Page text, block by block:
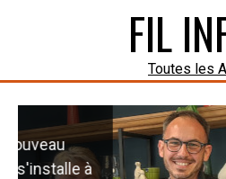
FIL
Toutes les